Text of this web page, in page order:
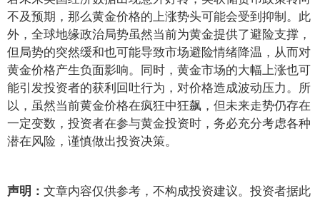
不及预期，那么黄金价格的上涨势头可能会受到抑制。此
外，全球地缘政治局势虽然当前为黄金提供了避险支撑，
但局势的突然缓和也可能导致市场避险情绪降温，从而对
黄金价格产生负面影响。同时，黄金市场的大幅上涨也可
能引发投资者的获利回吐行为，对价格造成波动压力。所
以，虽然当前黄金价格在疯狂中狂飙，但未来走势仍存在
一定变数，投资者在参与黄金投资时，务必充分考虑各种
潜在风险，谨慎做出投资决策。
声明： 文章内容仅供参考，不构成投资建议。投资者据此